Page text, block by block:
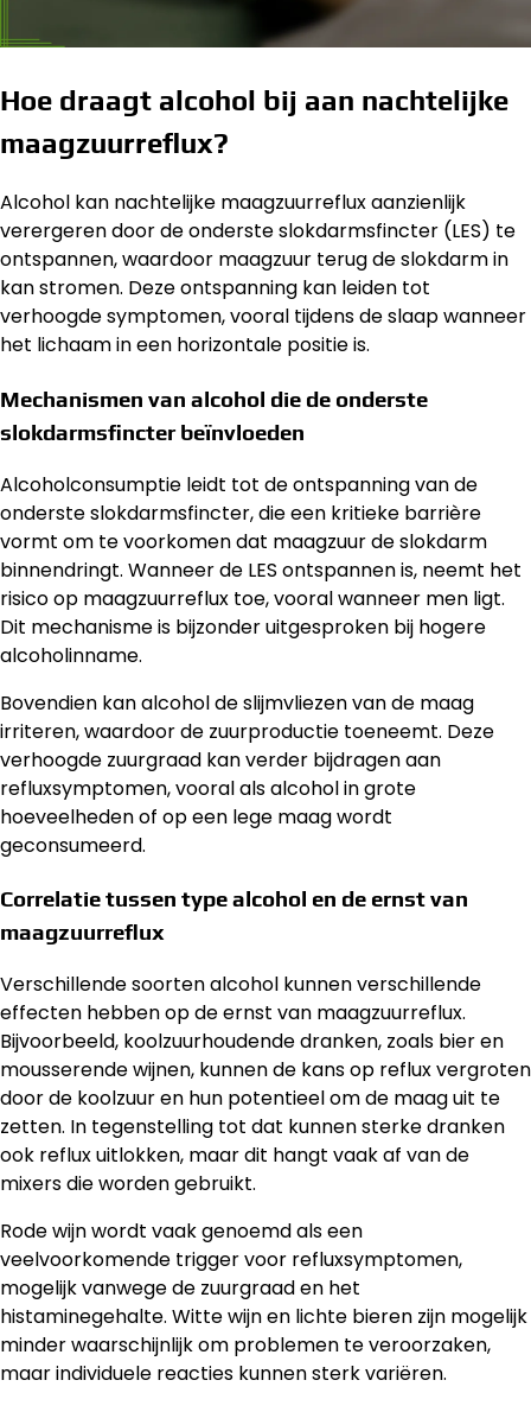
Hoe draagt alcohol bij aan nachtelijke
maagzuurreflux?
Alcohol kan nachtelijke maagzuurreflux aanzienlijk
verergeren door de onderste slokdarmsfincter (LES) te
ontspannen, waardoor maagzuur terug de slokdarm in
kan stromen. Deze ontspanning kan leiden tot
verhoogde symptomen, vooral tijdens de slaap wanneer
het lichaam in een horizontale positie is.
Mechanismen van alcohol die de onderste
slokdarmsfincter beïnvloeden
Alcoholconsumptie leidt tot de ontspanning van de
onderste slokdarmsfincter, die een kritieke barrière
vormt om te voorkomen dat maagzuur de slokdarm
binnendringt. Wanneer de LES ontspannen is, neemt het
risico op maagzuurreflux toe, vooral wanneer men ligt.
Dit mechanisme is bijzonder uitgesproken bij hogere
alcoholinname.
Bovendien kan alcohol de slijmvliezen van de maag
irriteren, waardoor de zuurproductie toeneemt. Deze
verhoogde zuurgraad kan verder bijdragen aan
refluxsymptomen, vooral als alcohol in grote
hoeveelheden of op een lege maag wordt
geconsumeerd.
Correlatie tussen type alcohol en de ernst van
maagzuurreflux
Verschillende soorten alcohol kunnen verschillende
effecten hebben op de ernst van maagzuurreflux.
Bijvoorbeeld, koolzuurhoudende dranken, zoals bier en
mousserende wijnen, kunnen de kans op reflux vergroten
door de koolzuur en hun potentieel om de maag uit te
zetten. In tegenstelling tot dat kunnen sterke dranken
ook reflux uitlokken, maar dit hangt vaak af van de
mixers die worden gebruikt.
Rode wijn wordt vaak genoemd als een
veelvoorkomende trigger voor refluxsymptomen,
mogelijk vanwege de zuurgraad en het
histaminegehalte. Witte wijn en lichte bieren zijn mogelijk
minder waarschijnlijk om problemen te veroorzaken,
maar individuele reacties kunnen sterk variëren.